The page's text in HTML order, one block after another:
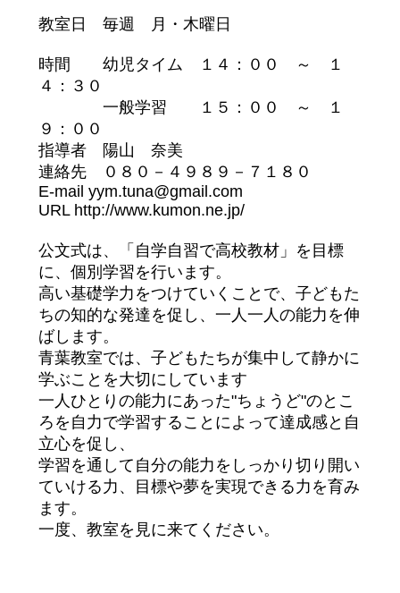
教室日 毎週 月・木曜日
時間 幼児タイム １４：００ ～ １
４：３０
一般学習 １５：００ ～ １
９：００
指導者 陽山 奈美
連絡先 ０８０－４９８９－７１８０
E-mail yym.tuna@gmail.com
URL http://www.kumon.ne.jp/
公文式は、「自学自習で高校教材」を目標
に、個別学習を行います。
高い基礎学力をつけていくことで、子どもた
ちの知的な発達を促し、一人一人の能力を伸
ばします。
青葉教室では、子どもたちが集中して静かに
学ぶことを大切にしています
一人ひとりの能力にあった"ちょうど"のとこ
ろを自力で学習することによって達成感と自
立心を促し、
学習を通して自分の能力をしっかり切り開い
ていける力、目標や夢を実現できる力を育み
ます。
一度、教室を見に来てください。